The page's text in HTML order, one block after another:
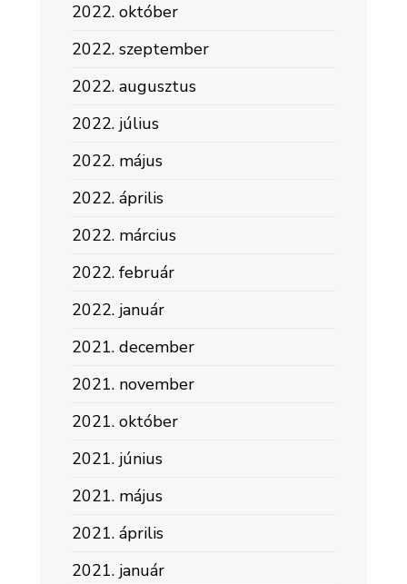
2022. október
2022. szeptember
2022. augusztus
2022. július
2022. május
2022. április
2022. március
2022. február
2022. január
2021. december
2021. november
2021. október
2021. június
2021. május
2021. április
2021. január